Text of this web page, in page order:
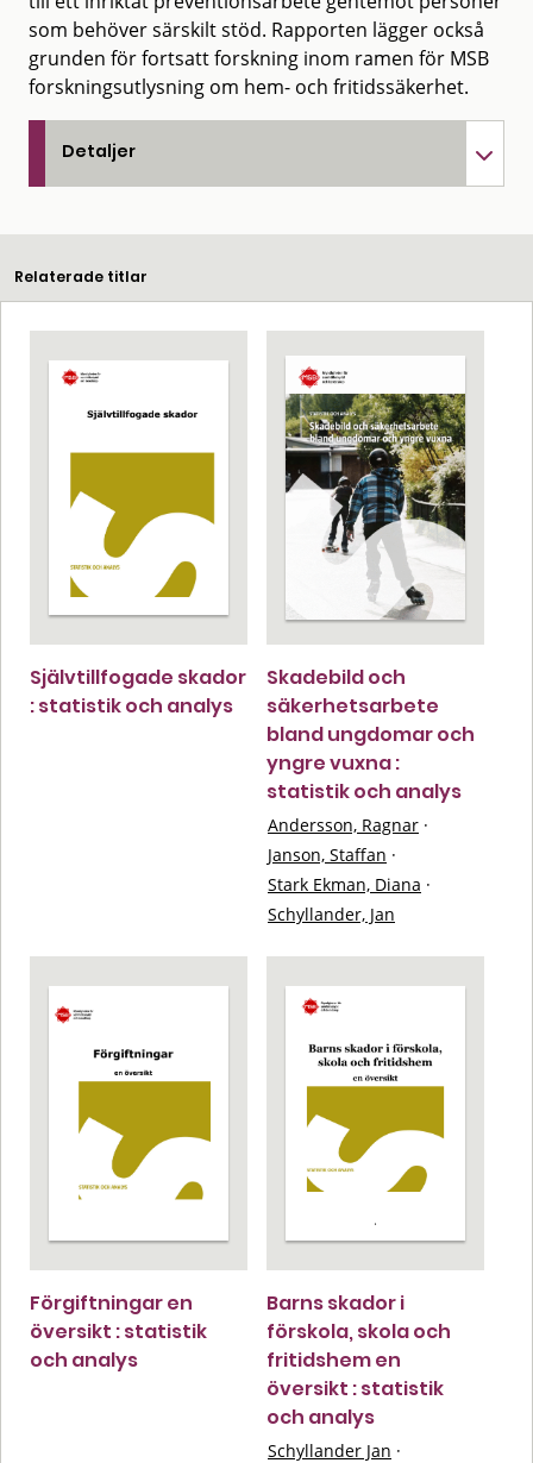
som behöver särskilt stöd. Rapporten lägger också
grunden för fortsatt forskning inom ramen för MSB
forskningsutlysning om hem- och fritidssäkerhet.
Detaljer
Relaterade titlar
Självtillfogade skador
: statistik och analys
Skadebild och
säkerhetsarbete
bland ungdomar och
yngre vuxna :
statistik och analys
Andersson, Ragnar ·
Janson, Staffan ·
Stark Ekman, Diana ·
Schyllander, Jan
Förgiftningar en
översikt : statistik
och analys
Barns skador i
förskola, skola och
fritidshem en
översikt : statistik
och analys
Schyllander Jan ·